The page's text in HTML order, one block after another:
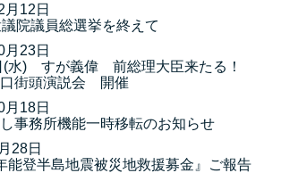
月12日
院議員総選挙を終えて
月23日
(水) すが義偉 前総理大臣来たる！
街頭演説会 開催
月18日
事務所機能一時移転のお知らせ
28日
能登半島地震被災地救援募金』ご報告